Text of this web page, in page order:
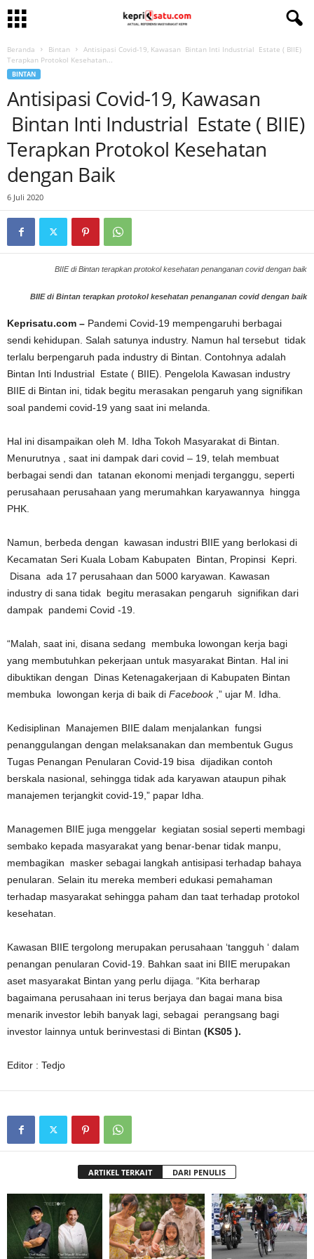
Beranda Bintan
Antisipasi Covid-19, Kawasan Bintan Inti Industrial Estate ( BIIE)
Terapkan Protokol Kesehatan...
BINTAN
Antisipasi Covid-19, Kawasan
Bintan Inti Industrial Estate ( BIIE)
Terapkan Protokol Kesehatan
dengan Baik
6 Juli 2020
BIIE di Bintan terapkan protokol kesehatan penanganan covid dengan baik
BIIE di Bintan terapkan protokol kesehatan penanganan covid dengan baik
Keprisatu.com – Pandemi Covid-19 mempengaruhi berbagai
sendi kehidupan. Salah satunya industry. Namun hal tersebut tidak
terlalu berpengaruh pada industry di Bintan. Contohnya adalah
Bintan Inti Industrial Estate ( BIIE). Pengelola Kawasan industry
BIIE di Bintan ini, tidak begitu merasakan pengaruh yang signifikan
soal pandemi covid-19 yang saat ini melanda.
Hal ini disampaikan oleh M. Idha Tokoh Masyarakat di Bintan.
Menurutnya , saat ini dampak dari covid – 19, telah membuat
berbagai sendi dan tatanan ekonomi menjadi terganggu, seperti
perusahaan perusahaan yang merumahkan karyawannya hingga
PHK.
Namun, berbeda dengan kawasan industri BIIE yang berlokasi di
Kecamatan Seri Kuala Lobam Kabupaten Bintan, Propinsi Kepri.
Disana ada 17 perusahaan dan 5000 karyawan. Kawasan
industry di sana tidak begitu merasakan pengaruh signifikan dari
dampak pandemi Covid -19.
“Malah, saat ini, disana sedang membuka lowongan kerja bagi
yang membutuhkan pekerjaan untuk masyarakat Bintan. Hal ini
dibuktikan dengan Dinas Ketenagakerjaan di Kabupaten Bintan
membuka lowongan kerja di baik di Facebook,” ujar M. Idha.
Kedisiplinan Manajemen BIIE dalam menjalankan fungsi
penanggulangan dengan melaksanakan dan membentuk Gugus
Tugas Penangan Penularan Covid-19 bisa dijadikan contoh
berskala nasional, sehingga tidak ada karyawan ataupun pihak
manajemen terjangkit covid-19,” papar Idha.
Managemen BIIE juga menggelar kegiatan sosial seperti membagi
sembako kepada masyarakat yang benar-benar tidak manpu,
membagikan masker sebagai langkah antisipasi terhadap bahaya
penularan. Selain itu mereka memberi edukasi pemahaman
terhadap masyarakat sehingga paham dan taat terhadap protokol
kesehatan.
Kawasan BIIE tergolong merupakan perusahaan ‘tangguh ‘ dalam
penangan penularan Covid-19. Bahkan saat ini BIIE merupakan
aset masyarakat Bintan yang perlu dijaga. “Kita berharap
bagaimana perusahaan ini terus berjaya dan bagai mana bisa
menarik investor lebih banyak lagi, sebagai perangsang bagi
investor lainnya untuk berinvestasi di Bintan (KS05 ).
Editor : Tedjo
ARTIKEL TERKAIT DARI PENULIS